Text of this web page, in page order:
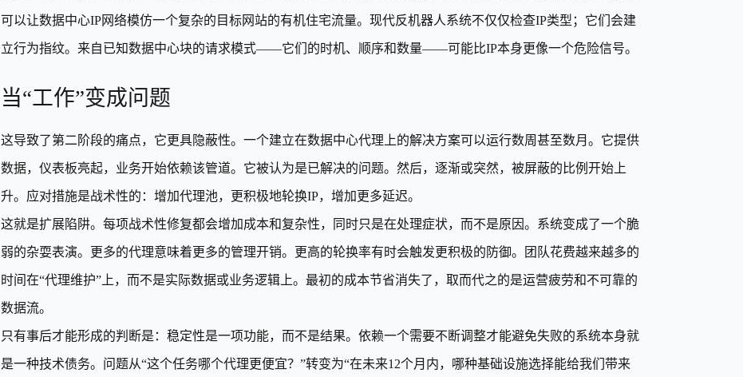
可以让数据中心IP网络模仿一个复杂的目标网站的有机住宅流量。现代反机器人系统不仅仅检查IP类型；它们会建
立行为指纹。来自已知数据中心块的请求模式——它们的时机、顺序和数量——可能比IP本身更像一个危险信号。
当“工作”变成问题
这导致了第二阶段的痛点，它更具隐蔽性。一个建立在数据中心代理上的解决方案可以运行数周甚至数月。它提供
数据，仪表板亮起，业务开始依赖该管道。它被认为是已解决的问题。然后，逐渐或突然，被屏蔽的比例开始上
升。应对措施是战术性的：增加代理池，更积极地轮换IP，增加更多延迟。
这就是扩展陷阱。每项战术性修复都会增加成本和复杂性，同时只是在处理症状，而不是原因。系统变成了一个脆
弱的杂耍表演。更多的代理意味着更多的管理开销。更高的轮换率有时会触发更积极的防御。团队花费越来越多的
时间在“代理维护”上，而不是实际数据或业务逻辑上。最初的成本节省消失了，取而代之的是运营疲劳和不可靠的
数据流。
只有事后才能形成的判断是：稳定性是一项功能，而不是结果。依赖一个需要不断调整才能避免失败的系统本身就
是一种技术债务。问题从“这个任务哪个代理更便宜？”转变为“在未来12个月内，哪种基础设施选择能给我们带来